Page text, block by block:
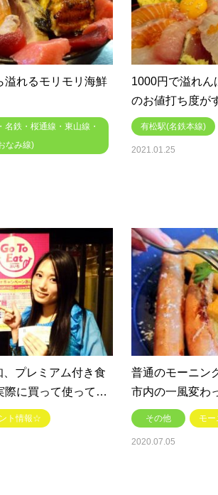
溢れるモリモリ海鮮
鉄・桜通線・東山線・
なみ線)
1000円で溢れん
のお値打ち度が
有松駅(名鉄本線)
2021.01.25
プレミアム付き食
際に買って使って…
ト情報☆
普通のモーニン
市内の一風変わ
その他 モー
2020.07.05